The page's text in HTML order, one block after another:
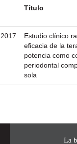
Título
2017
Estudio clínico
eficacia de la
potencia como
periodontal
sola
La